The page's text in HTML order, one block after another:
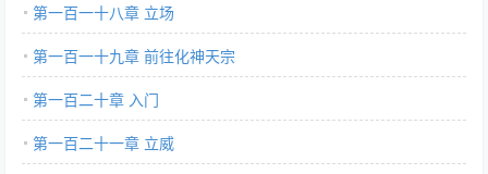
第一百一十八章 立场
第一百一十九章 前往化神天宗
第一百二十章 入门
第一百二十一章 立威